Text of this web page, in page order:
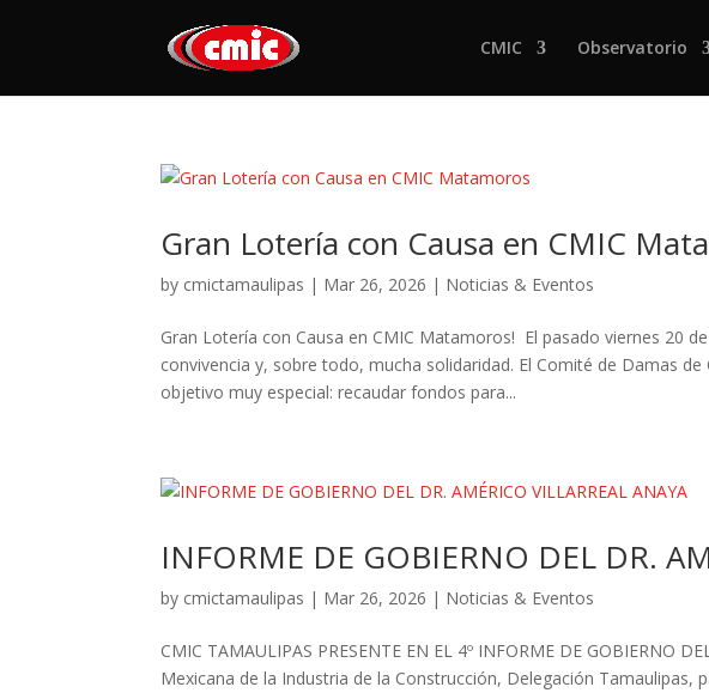
CMIC Observatorio
Gran Lotería con Causa en CMIC
by cmictamaulipas | Mar 26, 2026 | Noticias & Eventos
Gran Lotería con Causa en CMIC Matamoros! El pasado viernes 20
convivencia y, sobre todo, mucha solidaridad. El Comité de Damas
objetivo muy especial: recaudar fondos para...
INFORME DE GOBIERNO DEL DR.
by cmictamaulipas | Mar 26, 2026 | Noticias & Eventos
CMIC TAMAULIPAS PRESENTE EN EL 4º INFORME DE GOBIERNO
Mexicana de la Industria de la Construcción, Delegación Tamaulipas,